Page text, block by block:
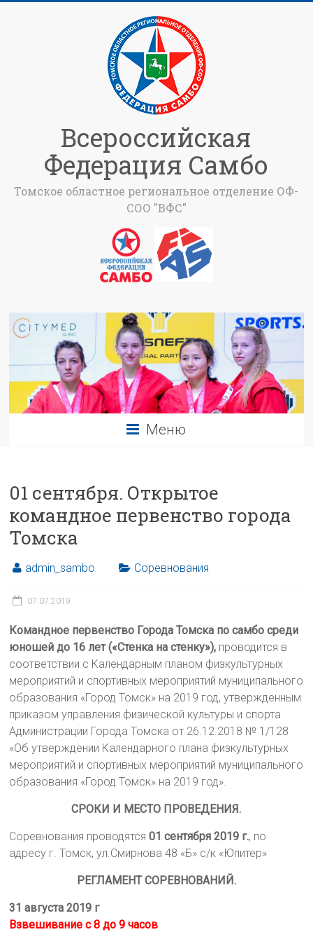
Всероссийская
Федерация Самбо
Томское областное региональное отделение ОФ-
СОО "ВФС"
Меню
01 сентября. Открытое
командное первенство города
Томска
admin_sambo Соревнования
07.07.2019
Командное первенство Города Томска по самбо среди
юношей до 16 лет («Стенка на стенку»), проводится в
соответствии с Календарным планом физкультурных
мероприятий и спортивных мероприятий муниципального
образования «Город Томск» на 2019 год, утвержденным
приказом управления физической культуры и спорта
Администрации Города Томска от 26.12.2018 № 1/128
«Об утверждении Календарного плана физкультурных
мероприятий и спортивных мероприятий муниципального
образования «Город Томск» на 2019 год».
СРОКИ И МЕСТО ПРОВЕДЕНИЯ.
Соревнования проводятся01 сентября 2019 г., по
адресу г. Томск, ул.Смирнова 48 «Б» с/к «Юпитер»
РЕГЛАМЕНТ СОРЕВНОВАНИЙ.
31 августа 2019 г
Взвешивание с 8 до 9 часов